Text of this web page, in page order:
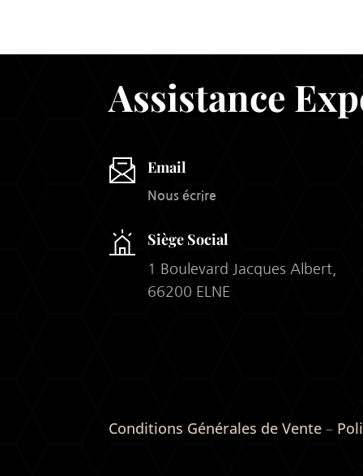
Assistance
Email
Nous écrire
Siège Social
1 Boulevard Jacques Albert,
66200 ELNE
Conditions Générales de Vente –